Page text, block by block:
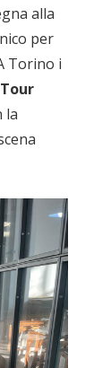
alla
per
Torino i
Tour
la